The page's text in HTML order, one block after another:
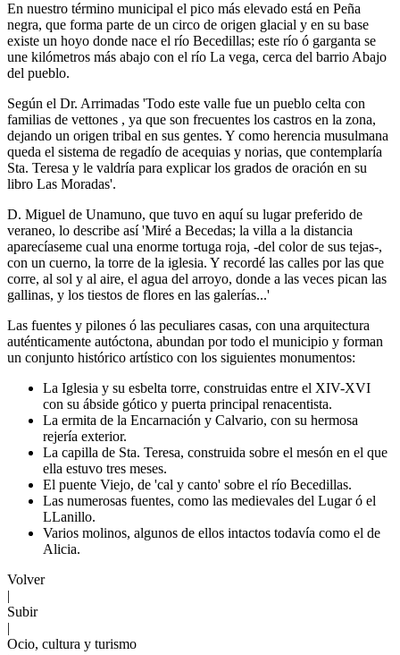
En nuestro término municipal el pico más elevado está en Peña
negra, que forma parte de un circo de origen glacial y en su base
existe un hoyo donde nace el río Becedillas; este río ó garganta se
une kilómetros más abajo con el río La vega, cerca del barrio Abajo
del pueblo.
Según el Dr. Arrimadas 'Todo este valle fue un pueblo celta con
familias de vettones , ya que son frecuentes los castros en la zona,
dejando un origen tribal en sus gentes. Y como herencia musulmana
queda el sistema de regadío de acequias y norias, que contemplaría
Sta. Teresa y le valdría para explicar los grados de oración en su
libro Las Moradas'.
D. Miguel de Unamuno, que tuvo en aquí su lugar preferido de
veraneo, lo describe así 'Miré a Becedas; la villa a la distancia
aparecíaseme cual una enorme tortuga roja, -del color de sus tejas-,
con un cuerno, la torre de la iglesia. Y recordé las calles por las que
corre, al sol y al aire, el agua del arroyo, donde a las veces pican las
gallinas, y los tiestos de flores en las galerías...'
Las fuentes y pilones ó las peculiares casas, con una arquitectura
auténticamente autóctona, abundan por todo el municipio y forman
un conjunto histórico artístico con los siguientes monumentos:
La Iglesia y su esbelta torre, construidas entre el XIV-XVI
con su ábside gótico y puerta principal renacentista.
La ermita de la Encarnación y Calvario, con su hermosa
rejería exterior.
La capilla de Sta. Teresa, construida sobre el mesón en el que
ella estuvo tres meses.
El puente Viejo, de 'cal y canto' sobre el río Becedillas.
Las numerosas fuentes, como las medievales del Lugar ó el
LLanillo.
Varios molinos, algunos de ellos intactos todavía como el de
Alicia.
Volver
|
Subir
|
Ocio, cultura y turismo